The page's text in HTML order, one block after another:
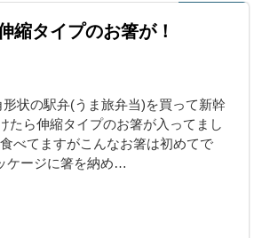
縮タイプのお箸が！
状の駅弁(うま旅弁当)を買って新幹
たら伸縮タイプのお箸が入ってまし
べてますがこんなお箸は初めてで
ケージに箸を納め…